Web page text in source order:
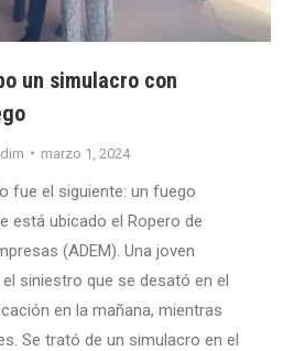
un simulacro con
marzo 1, 2024
fue el siguiente: un fuego
está ubicado el Ropero de
(ADEM). Una joven
siniestro que se desató en el
en la mañana, mientras
Se trató de un simulacro en el